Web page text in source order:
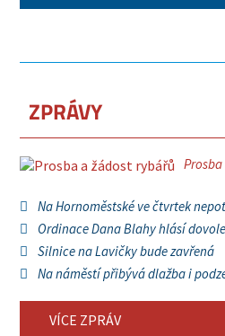
ZPRÁVY
Na Hornoměstské ve čtvrtek
Ordinace Dana Blahy hlásí
Silnice na Lavičky bude zavřená
Na náměstí přibývá dlažba i
VÍCE ZPRÁV